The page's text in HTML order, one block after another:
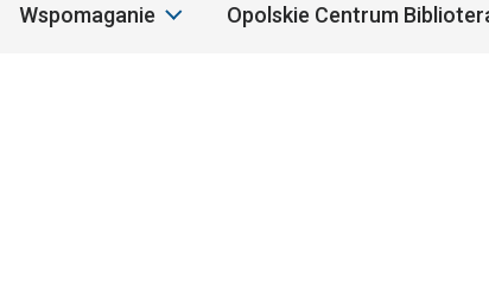
Wspomaganie Opolskie Centrum